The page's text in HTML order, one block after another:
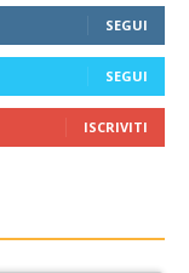
SEGUI
SEGUI
ISCRIVITI